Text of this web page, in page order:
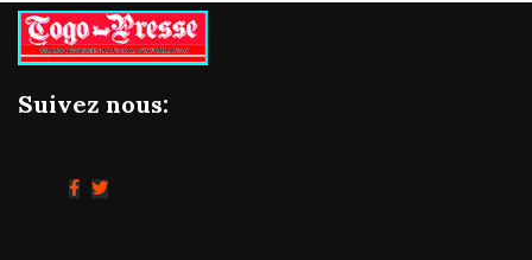
Suivez nous: